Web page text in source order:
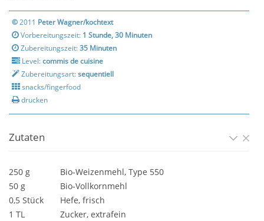
©2011 Peter Wagner/kochtext
Vorbereitungszeit: 1 Stunde, 30 Minuten
Zubereitungszeit:35 Minuten
Level:commis de cuisine
Zubereitungsart:sequentiell
snacks/fingerfood
drucken
Zutaten
250 g
Bio-Weizenmehl, Type 550
50 g
Bio-Vollkornmehl
0,5 Stück
Hefe, frisch
1 TL
Zucker, extrafein